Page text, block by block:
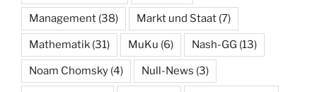
Management (38) Markt und Staat (7)
Mathematik (31) MuKu (6) Nash-GG (13)
Noam Chomsky (4) Null-News (3)